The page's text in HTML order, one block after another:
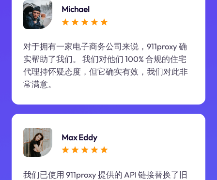
Michael
对于拥有一家电子商务公司来说，911proxy 确
实帮助了我们。 我们对他们 100% 合规的住宅
代理持怀疑态度，但它确实有效，我们对此非
常满意。
Max Eddy
我们已使用 911proxy 提供的 API 链接替换了旧